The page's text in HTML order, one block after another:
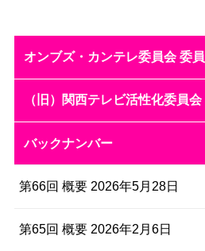
オンブズ・カンテレ委員会 委員
（旧）関西テレビ活性化委員会
バックナンバー
第66回 概要 2026年5月28日
第65回 概要 2026年2月6日